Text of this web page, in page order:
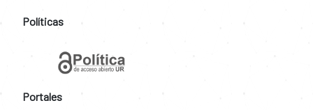
Políticas
Portales